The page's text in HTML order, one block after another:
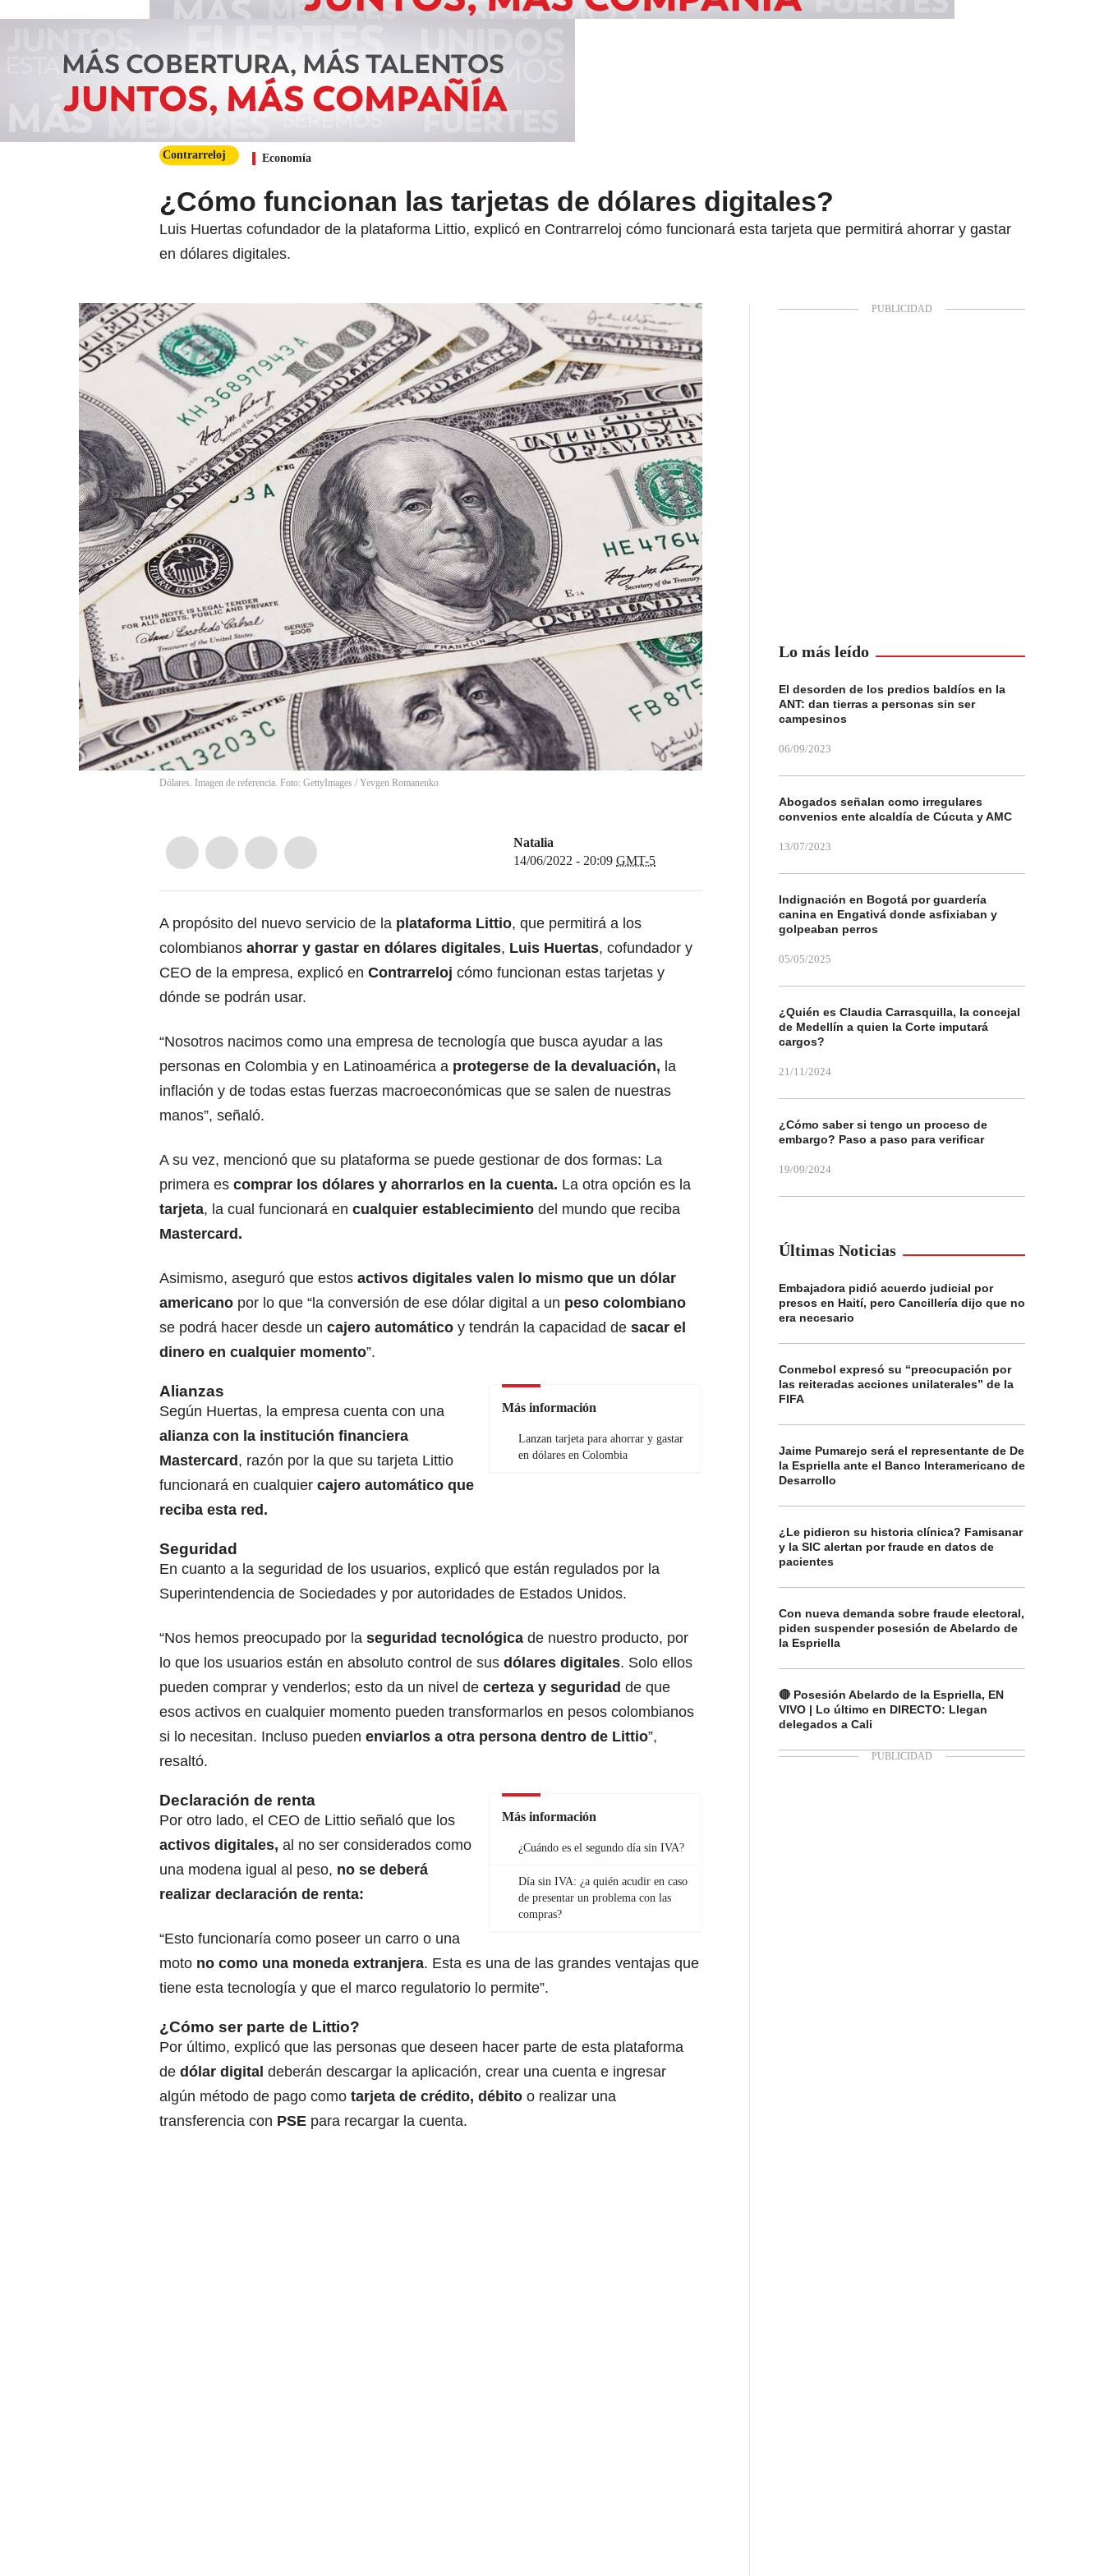
Contrarreloj Economía
¿Cómo funcionan las tarjetas de dólares digitales?
Luis Huertas cofundador de la plataforma Littio, explicó en Contrarreloj cómo funcionará esta tarjeta que permitirá ahorrar y gastar
en dólares digitales.
Dólares. Imagen de referencia. Foto: GettyImages / Yevgen Romanenko
Natalia
14/06/2022 - 20:09 GMT-5
A propósito del nuevo servicio de la plataforma Littio, que permitirá a los
colombianos ahorrar y gastar en dólares digitales, Luis Huertas, cofundador y
CEO de la empresa, explicó en Contrarreloj cómo funcionan estas tarjetas y
dónde se podrán usar.
“Nosotros nacimos como una empresa de tecnología que busca ayudar a las
personas en Colombia y en Latinoamérica a protegerse de la devaluación, la
inflación y de todas estas fuerzas macroeconómicas que se salen de nuestras
manos”, señaló.
A su vez, mencionó que su plataforma se puede gestionar de dos formas: La
primera es comprar los dólares y ahorrarlos en la cuenta. La otra opción es la
tarjeta, la cual funcionará en cualquier establecimiento del mundo que reciba
Mastercard.
Asimismo, aseguró que estos activos digitales valen lo mismo que un dólar
americano por lo que “la conversión de ese dólar digital a un peso colombiano
se podrá hacer desde un cajero automático y tendrán la capacidad de sacar el
dinero en cualquier momento”.
Más información
Lanzan tarjeta para ahorrar y gastar
en dólares en Colombia
Alianzas
Según Huertas, la empresa cuenta con una
alianza con la institución financiera
Mastercard , razón por la que su tarjeta Littio
funcionará en cualquier cajero automático que
reciba esta red.
Seguridad
En cuanto a la seguridad de los usuarios, explicó que están regulados por la
Superintendencia de Sociedades y por autoridades de Estados Unidos.
“Nos hemos preocupado por la seguridad tecnológica de nuestro producto, por
lo que los usuarios están en absoluto control de sus dólares digitales. Solo ellos
pueden comprar y venderlos; esto da un nivel de certeza y seguridad de que
esos activos en cualquier momento pueden transformarlos en pesos colombianos
si lo necesitan. Incluso pueden enviarlos a otra persona dentro de Littio”,
resaltó.
Más información
¿Cuándo es el segundo día sin IVA?
Día sin IVA: ¿a quién acudir en caso
de presentar un problema con las
compras?
Declaración de renta
Por otro lado, el CEO de Littio señaló que los
activos digitales, al no ser considerados como
una modena igual al peso, no se deberá
realizar declaración de renta:
“Esto funcionaría como poseer un carro o una
moto no como una moneda extranjera. Esta es una de las grandes ventajas que
tiene esta tecnología y que el marco regulatorio lo permite”.
¿Cómo ser parte de Littio?
Por último, explicó que las personas que deseen hacer parte de esta plataforma
de dólar digital deberán descargar la aplicación, crear una cuenta e ingresar
algún método de pago como tarjeta de crédito, débito o realizar una
transferencia con PSE para recargar la cuenta.
Lo más leído
El desorden de los predios baldíos en la
ANT: dan tierras a personas sin ser
campesinos
06/09/2023
Abogados señalan como irregulares
convenios ente alcaldía de Cúcuta y AMC
13/07/2023
Indignación en Bogotá por guardería
canina en Engativá donde asfixiaban y
golpeaban perros
05/05/2025
¿Quién es Claudia Carrasquilla, la concejal
de Medellín a quien la Corte imputará
cargos?
21/11/2024
¿Cómo saber si tengo un proceso de
embargo? Paso a paso para verificar
19/09/2024
Últimas Noticias
Embajadora pidió acuerdo judicial por
presos en Haití, pero Cancillería dijo que no
era necesario
Conmebol expresó su “preocupación por
las reiteradas acciones unilaterales” de la
FIFA
Jaime Pumarejo será el representante de De
la Espriella ante el Banco Interamericano de
Desarrollo
¿Le pidieron su historia clínica? Famisanar
y la SIC alertan por fraude en datos de
pacientes
Con nueva demanda sobre fraude electoral,
piden suspender posesión de Abelardo de
la Espriella
🔴 Posesión Abelardo de la Espriella, EN
VIVO | Lo último en DIRECTO: Llegan
delegados a Cali